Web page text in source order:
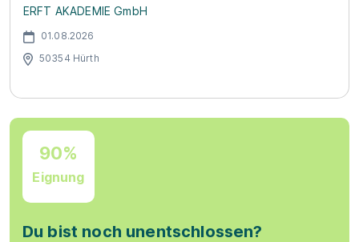
ERFT AKADEMIE GmbH
01.08.2026
50354 Hürth
90%
Eignung
Du bist noch unentschlossen?